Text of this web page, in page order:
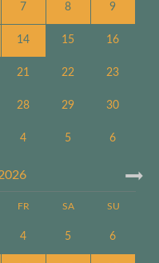
7 8 9
14 15 16
21 22 23
28 29 30
4 5 6
FR SA SU
4 5 6